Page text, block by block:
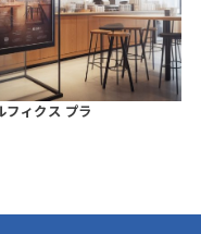
フィクス プラ